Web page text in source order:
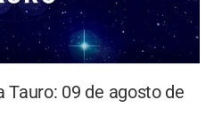
Tauro: 09 de agosto de